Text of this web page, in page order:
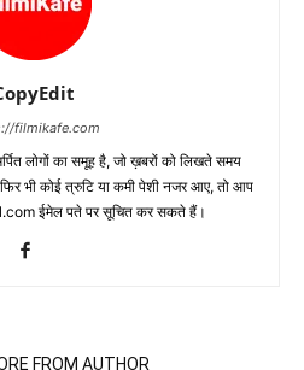
filmikafe.com
लोगों का समूह है, जो ख़बरों को लिखते समय
भी कोई त्रुटि या कमी पेशी नजर आए, तो आप
ईमेल पते पर सूचित कर सकते हैं।
FROM AUTHOR